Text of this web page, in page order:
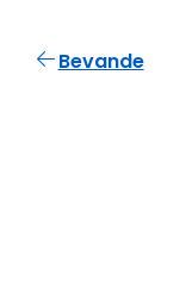
Bevande